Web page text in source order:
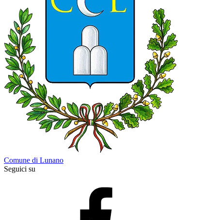
Comune di Lunano
Seguici su